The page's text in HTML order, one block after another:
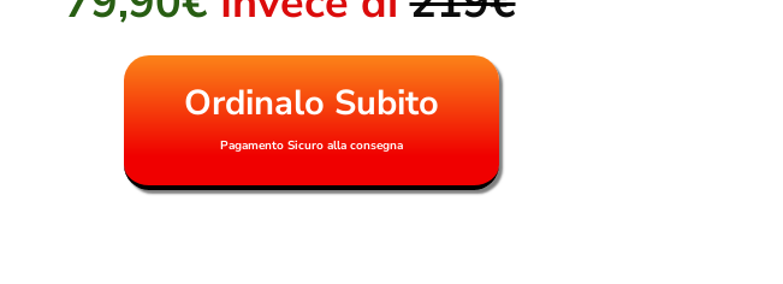
Ordinalo Subito
Pagamento Sicuro alla consegna